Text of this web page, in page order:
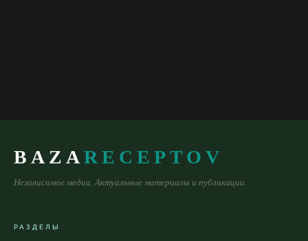
BAZARECEPTOV
Независимое медиа. Актуальные материалы и публикации.
РАЗДЕЛЫ